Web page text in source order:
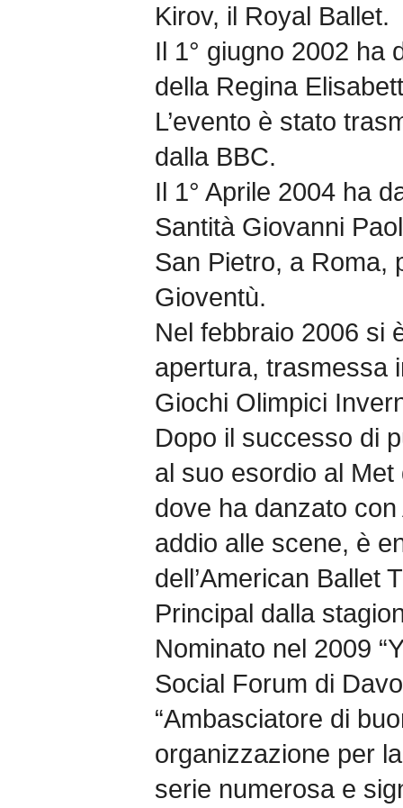
Kirov, il Royal Ballet.
Il 1° giugno 2002 ha
della Regina
L’evento è stato
dalla BBC.
Il 1° Aprile 2004 ha
Santità Giovanni
San Pietro, a Roma,
Gioventù.
Nel febbraio 2006 si
apertura, trasmessa
Giochi Olimpici
Dopo il successo di
al suo esordio al
dove ha danzato
addio alle scene, è
dell’American Ballet
Principal dalla
Nominato nel 2009
Social Forum di
“Ambasciatore di
organizzazione per
serie numerosa e